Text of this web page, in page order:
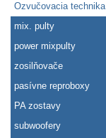
Ozvučovacia technika
mix. pulty
power mixpulty
zosilňovače
pasívne reproboxy
PA zostavy
subwoofery